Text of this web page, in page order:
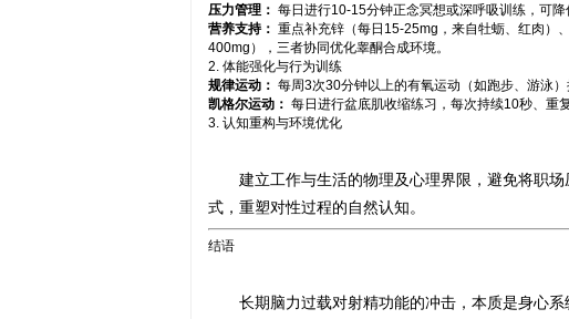
压力管理： 每日进行10-15分钟正念冥想或深呼吸训练，可
营养支持： 重点补充锌（每日15-25mg，来自牡蛎、红肉）
400mg），三者协同优化睾酮合成环境。
2. 体能强化与行为训练
规律运动： 每周3次30分钟以上的有氧运动（如跑步、游泳
凯格尔运动： 每日进行盆底肌收缩练习，每次持续10秒、重
3. 认知重构与环境优化
建立工作与生活的物理及心理界限，避免将职
式，重塑对性过程的自然认知。
结语
长期脑力过载对射精功能的冲击，本质是身心